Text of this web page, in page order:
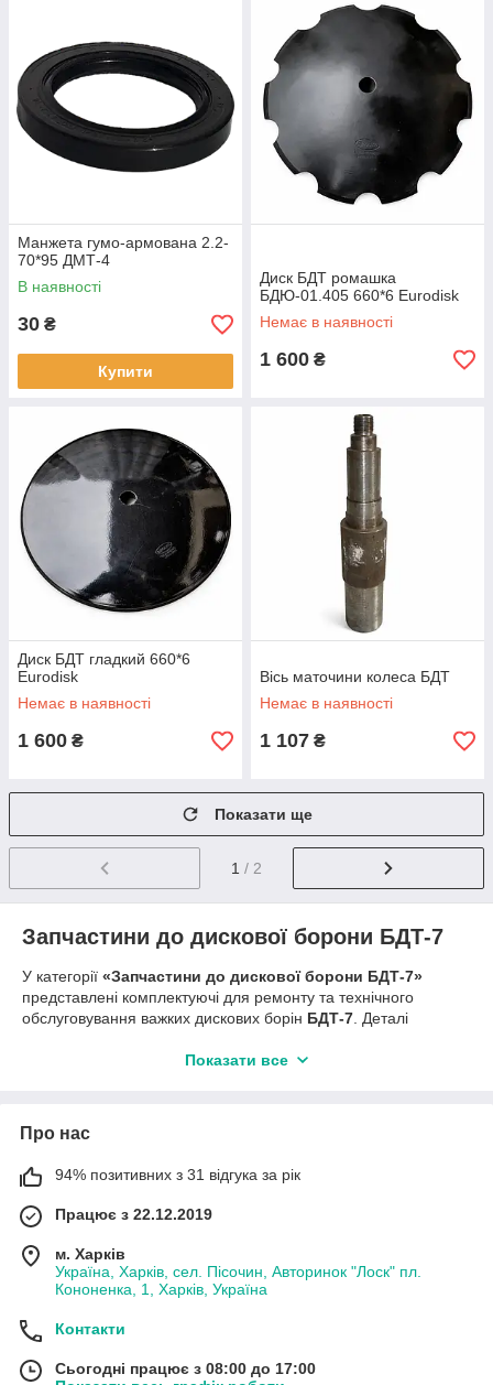
Манжета гумо-армована 2.2-
70*95 ДМТ-4
В наявності
30 ₴
Купити
Диск БДТ ромашка
БДЮ-01.405 660*6 Eurodisk
Немає в наявності
1 600 ₴
Диск БДТ гладкий 660*6
Eurodisk
Немає в наявності
1 600 ₴
Вісь маточини колеса БДТ
Немає в наявності
1 107 ₴
Показати ще
1 / 2
Запчастини до дискової борони БДТ-7
У категорії «Запчастини до дискової борони БДТ-7»
представлені комплектуючі для ремонту та технічного
обслуговування важких дискових борін БДТ-7 . Деталі
обробітку ґрунту, подрібнення рослинних решток і
типу «ромашка», маточини, підшипникові вузли, осі
дистанційні втулки та кріпильні елементи
на роботу при високих навантаженнях та у складних
Використання якісних запчастин для борони БДТ-7
забезпечуєстабільну глибину обробітку, рівномірну
вузлів агрегату
Показати все
Про нас
94% позитивних з 31 відгука за рік
Працює з 22.12.2019
м. Харків
Україна, Харків, сел. Пісочин, Авторинок "Лоск" пл.
Кононенка, 1, Харків, Україна
Контакти
Сьогодні працює з 08:00 до 17:00